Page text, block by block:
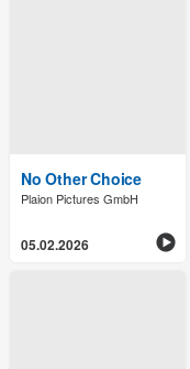
No Other Choice
Plaion Pictures GmbH
05.02.2026